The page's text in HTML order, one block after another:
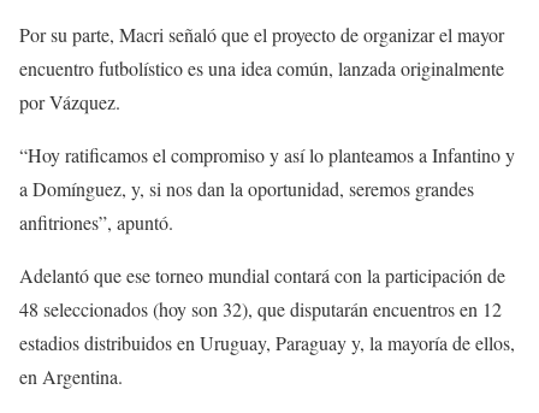
Por su parte, Macri señaló que el proyecto de organizar el mayor
encuentro futbolístico es una idea común, lanzada originalmente
por Vázquez.
“Hoy ratificamos el compromiso y así lo planteamos a Infantino y
a Domínguez, y, si nos dan la oportunidad, seremos grandes
anfitriones”, apuntó.
Adelantó que ese torneo mundial contará con la participación de
48 seleccionados (hoy son 32), que disputarán encuentros en 12
estadios distribuidos en Uruguay, Paraguay y, la mayoría de ellos,
en Argentina.